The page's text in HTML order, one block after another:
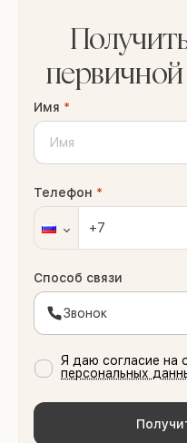
Имя *
Телефон *
Способ связи
Звонок
Я даю согласие на
персональных